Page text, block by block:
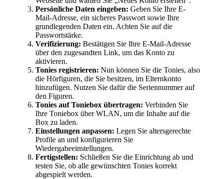
Persönliche Daten eingeben: Geben Sie Ihre E-
Mail-Adresse, ein sicheres Passwort sowie Ihre
grundlegenden Daten ein. Achten Sie auf die
Passwortstärke.
Verifizierung: Bestätigen Sie Ihre E-Mail-Adresse
über den zugesandten Link, um das Konto zu
aktivieren.
Tonies registrieren: Nun können Sie die Tonies, also
die Hörfiguren, die Sie besitzen, im Elternkonto
hinzufügen. Nutzen Sie dafür die Seriennummer auf
den Figuren.
Tonies auf Toniebox übertragen: Verbinden Sie
Ihre Toniebox über WLAN, um die Inhalte auf die
Box zu laden.
Einstellungen anpassen: Legen Sie altersgerechte
Profile an und konfigurieren Sie
Wiedergabeeinstellungen.
Fertigstellen: Schließen Sie die Einrichtung ab und
testen Sie, ob alle gewünschten Tonies korrekt
abgespielt werden.